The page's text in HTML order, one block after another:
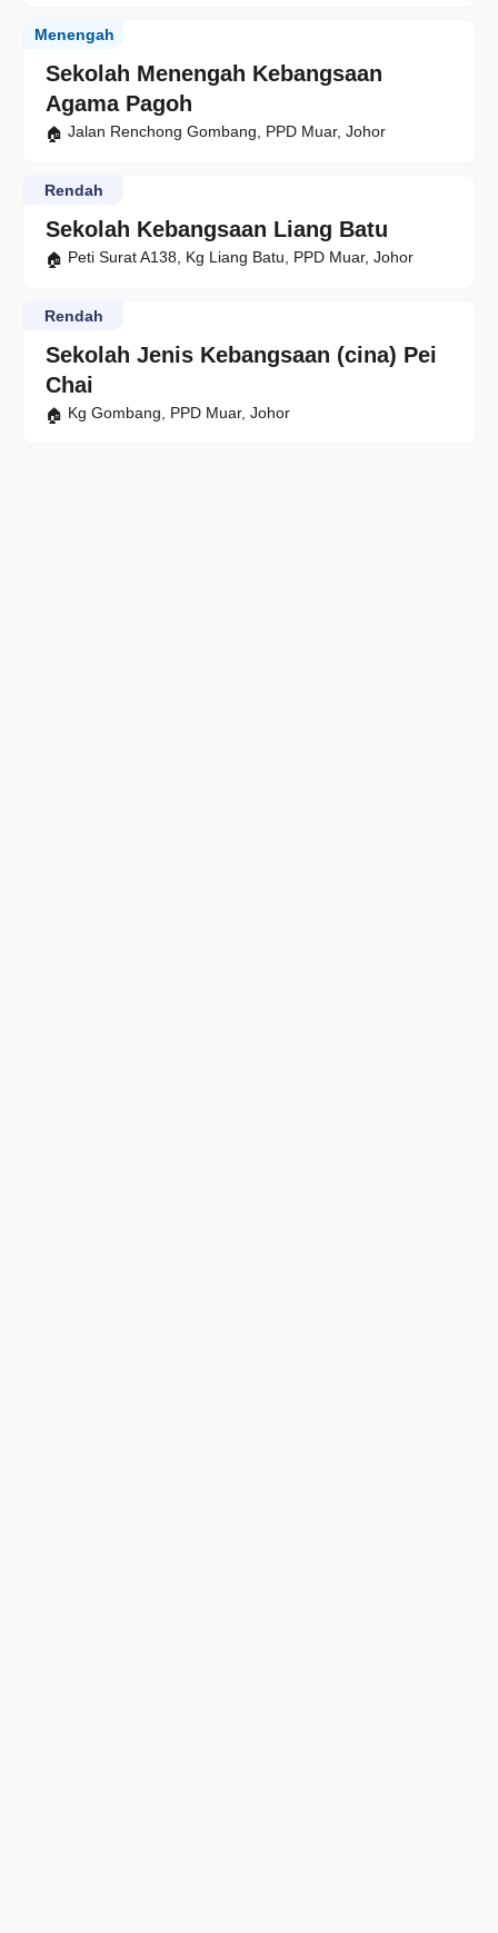
Sekolah Menengah Kebangsaan
Agama Pagoh
Menengah
Jalan Renchong Gombang, PPD Muar, Johor
Sekolah Kebangsaan Liang Batu
Rendah
Peti Surat A138, Kg Liang Batu, PPD Muar, Johor
Sekolah Jenis Kebangsaan (cina) Pei
Chai
Rendah
Kg Gombang, PPD Muar, Johor